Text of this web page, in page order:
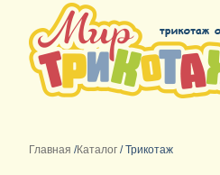
Главная /Каталог /Трикотаж